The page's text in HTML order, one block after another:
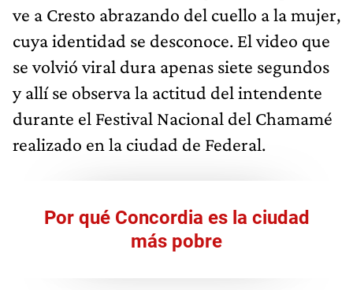
ve a Cresto abrazando del cuello a la mujer,
cuya identidad se desconoce. El video que
se volvió viral dura apenas siete segundos
y allí se observa la actitud del intendente
durante el Festival Nacional del Chamamé
realizado en la ciudad de Federal.
Por qué Concordia es la ciudad
más pobre